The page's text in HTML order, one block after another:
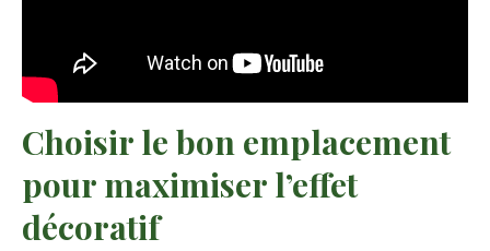
Choisir le bon emplacement
pour maximiser l’effet
décoratif